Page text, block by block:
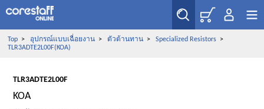
Top> อุปกรณ์แบบเฉื่อยงาน> ตัวต้านทาน> Specialized Resistors>
TLR3ADTE2L00F(KOA)
TLR3ADTE2L00F
KOA